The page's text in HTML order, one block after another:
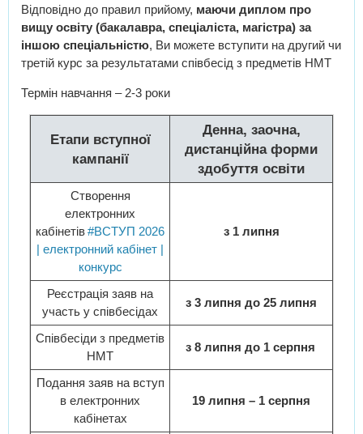
Відповідно до правил прийому, маючи диплом про
вищу освіту (бакалавра, спеціаліста, магістра) за
іншою спеціальністю, Ви можете вступити на другий чи
третій курс за результатами співбесід з предметів НМТ
Термін навчання – 2-3 роки
Етапи вступної
кампанії
Денна, заочна,
дистанційна форми
здобуття освіти
Створення
електронних
кабінетів#ВСТУП 2026
| електронний кабінет |
конкурс
з 1 липня
Реєстрація заяв на
участь у співбесідах
з 3 липня до 25 липня
Співбесіди з предметів
НМТ
з 8 липня до 1 серпня
Подання заяв на вступ
в електронних
кабінетах
19 липня – 1 серпня